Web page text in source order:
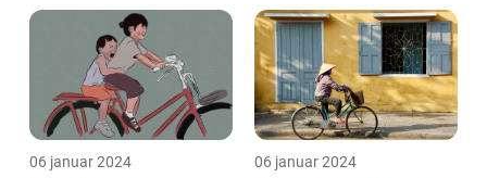
06 januar 2024 06 januar 2024